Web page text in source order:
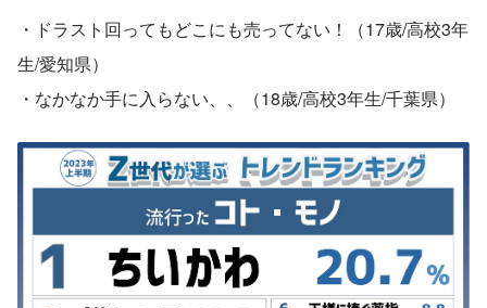
・ドラスト回ってもどこにも売ってない！（17歳/高校3年
生/愛知県）
・なかなか手に入らない、、（18歳/高校3年生/千葉県）